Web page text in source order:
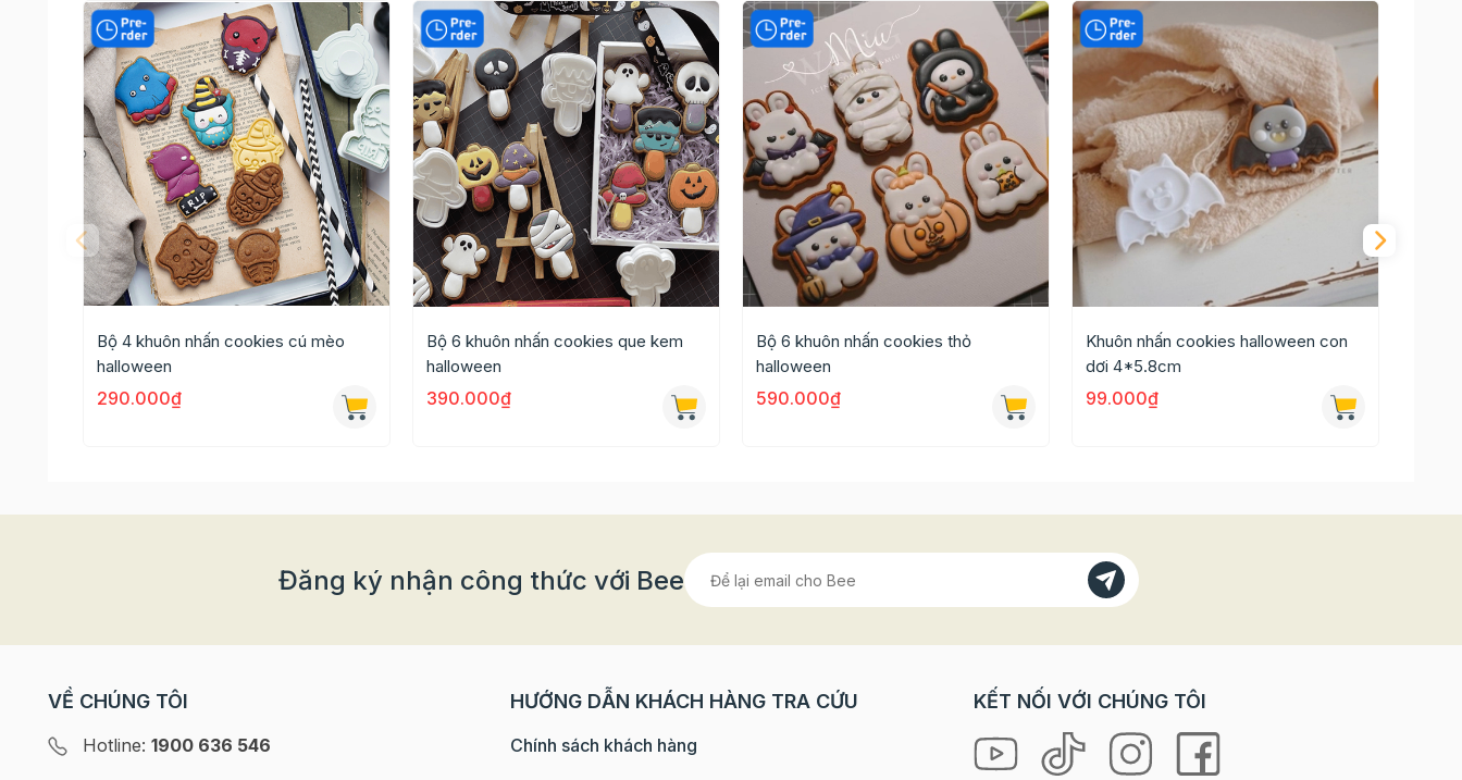
Bộ 4 khuôn nhấn cookies cú mèo
halloween
290.000₫
Bộ 6 khuôn nhấn cookies que kem
halloween
390.000₫
Bộ 6 khuôn nhấn cookies thỏ
halloween
590.000₫
Khuôn nhấn cookies halloween con
dơi 4*5.8cm
99.000₫
Đăng ký nhận công thức với Bee
VỀ CHÚNG TÔI
Hotline: 1900 636 546
HƯỚNG DẪN KHÁCH HÀNG TRA CỨU
Chính sách khách hàng
KẾT NỐI VỚI CHÚNG TÔI